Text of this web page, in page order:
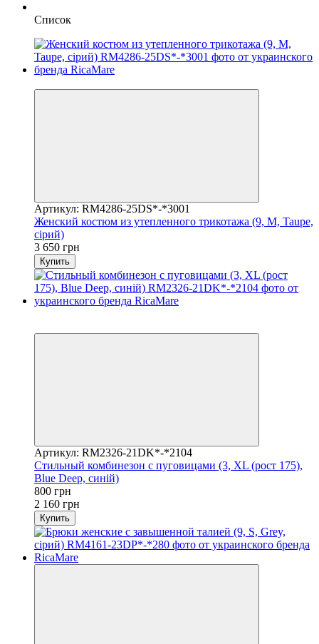
Список
Артикул: RM4286-25DS*-*3001
Женский костюм из утепленного трикотажа (9, M, Taupe,
сірий)
3 650 грн
Купить
Артикул: RM2326-21DK*-*2104
Стильный комбинезон с пуговицами (3, XL (рост 175),
Blue Deep, синій)
800 грн
2 160 грн
Купить